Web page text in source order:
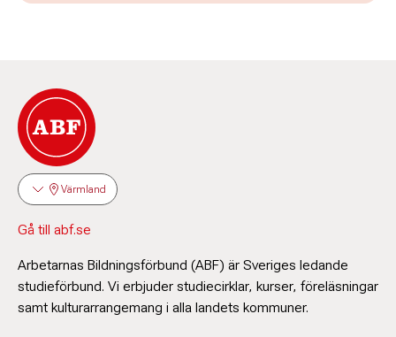
Värmland
Gå till abf.se
Arbetarnas Bildningsförbund (ABF) är Sveriges ledande
studieförbund. Vi erbjuder studiecirklar, kurser, föreläsningar
samt kulturarrangemang i alla landets kommuner.